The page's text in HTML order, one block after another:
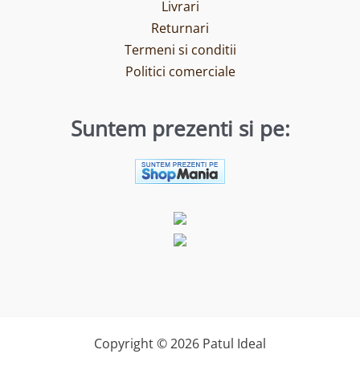
Livrari
Returnari
Termeni si conditii
Politici comerciale
Suntem prezenti si pe:
Copyright © 2026 Patul Ideal